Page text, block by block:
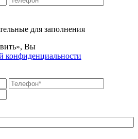
для заполнения
Вы
конфиденциальности